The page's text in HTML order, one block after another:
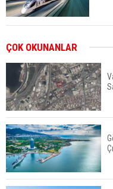
TOKİ
Öne
ÇOK OKUNANLAR